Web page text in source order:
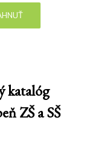
katalóg
ZŠ a SŠ